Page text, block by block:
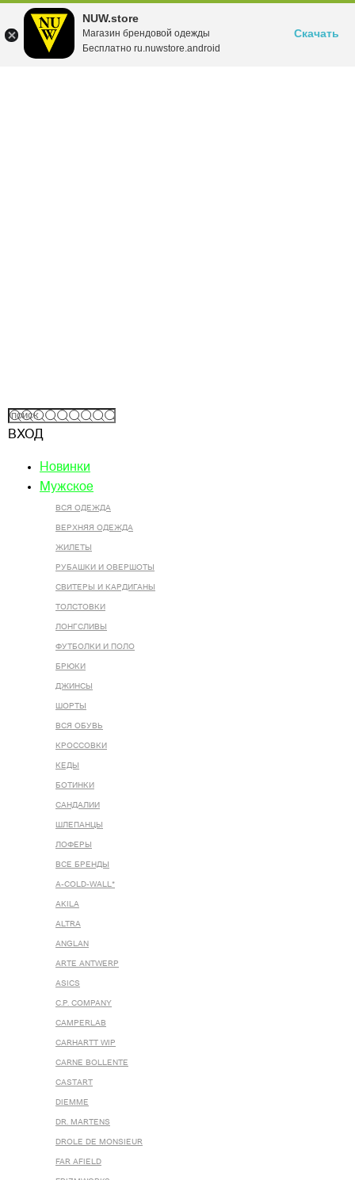
NUW.store
Магазин брендовой одежды
Бесплатно ru.nuwstore.android
Скачать
ВХОД
Новинки
Мужское
ВСЯ ОДЕЖДА
ВЕРХНЯЯ ОДЕЖДА
ЖИЛЕТЫ
РУБАШКИ И ОВЕРШОТЫ
СВИТЕРЫ И КАРДИГАНЫ
ТОЛСТОВКИ
ЛОНГСЛИВЫ
ФУТБОЛКИ И ПОЛО
БРЮКИ
ДЖИНСЫ
ШОРТЫ
ВСЯ ОБУВЬ
КРОССОВКИ
КЕДЫ
БОТИНКИ
САНДАЛИИ
ШЛЕПАНЦЫ
ЛОФЕРЫ
ВСЕ БРЕНДЫ
A-COLD-WALL*
AKILA
ALTRA
ANGLAN
ARTE ANTWERP
ASICS
C.P. COMPANY
CAMPERLAB
CARHARTT WIP
CARNE BOLLENTE
CASTART
DIEMME
DR. MARTENS
DROLE DE MONSIEUR
FAR AFIELD